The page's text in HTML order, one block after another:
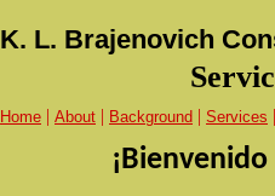
K. L. Brajenovich
Home | About | Background | Services